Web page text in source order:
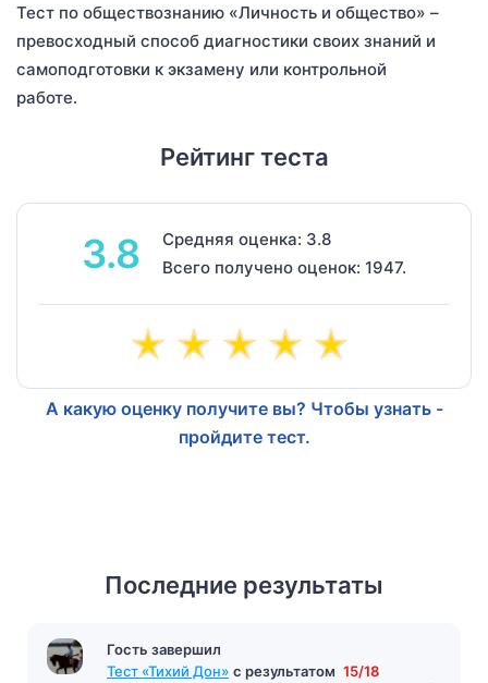
Тест по обществознанию «Личность и общество» –
превосходный способ диагностики своих знаний и
самоподготовки к экзамену или контрольной
работе.
Рейтинг теста
3.8
Средняя оценка: 3.8
Всего получено оценок: 1947.
А какую оценку получите вы? Чтобы узнать -
пройдите тест.
Последние результаты
Гость завершил
Тест «Тихий Дон» с результатом 15/18